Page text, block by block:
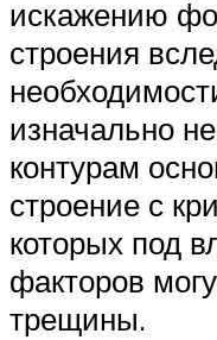
искажению
строения
изначально
контурам
строение с
которых под
факторов
трещины.